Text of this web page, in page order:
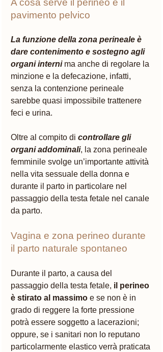
A cosa serve il perineo e il
pavimento pelvico
La funzione della zona perineale è
dare contenimento e sostegno agli
organi interni ma anche di regolare la
minzione e la defecazione, infatti,
senza la contenzione perineale
sarebbe quasi impossibile trattenere
feci e urina.
Oltre al compito di controllare gli
organi addominali, la zona perineale
femminile svolge un’importante attività
nella vita sessuale della donna e
durante il parto in particolare nel
passaggio della testa fetale nel canale
da parto.
Vagina e zona perineo durante
il parto naturale spontaneo
Durante il parto, a causa del
passaggio della testa fetale, il perineo
è stirato al massimo e se non è in
grado di reggere la forte pressione
potrà essere soggetto a lacerazioni;
oppure, se i sanitari non lo reputano
particolarmente elastico verrà praticata